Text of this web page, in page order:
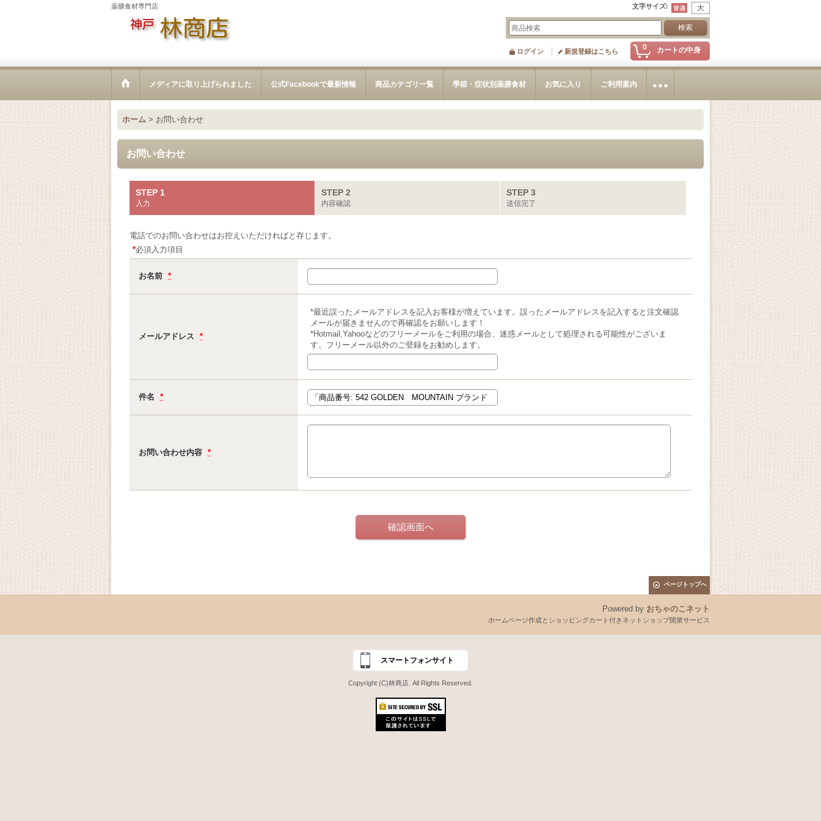
薬膳食材専門店 文字サイズ:
0 カートの中身
ログイン 新規登録はこちら
メディアに取り上げられました 公式Facebookで最新情報 商品カテゴリ一覧 季節・症状別薬膳食材 お気に入り ご利用案内
ホーム > お問い合わせ
お問い合わせ
STEP 1
入力
STEP 2
内容確認
STEP 3
送信完了
電話でのお問い合わせはお控えいただければと存じます。
*必須入力項目
お名前 *
メールアドレス *
*最近誤ったメールアドレスを記入お客様が増えています。誤ったメールアドレスを記入すると注文確認
メールが届きませんので再確認をお願いします！
*Hotmail,Yahooなどのフリーメールをご利用の場合、迷惑メールとして処理される可能性がございま
す。フリーメール以外のご登録をお勧めします。
件名 *
お問い合わせ内容 *
ページトップへ
Powered by おちゃのこネット
ホームページ作成とショッピングカート付きネットショップ開業サービス
スマートフォンサイト
Copyright (C)林商店. All Rights Reserved.